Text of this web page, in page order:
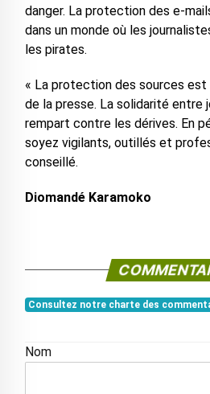
danger. La protection des e-
dans un monde où les
les pirates.
« La protection des sources
de la presse. La solidarité entre
rempart contre les dérives. En
soyez vigilants, outillés et
conseillé.
Diomandé Karamoko
Consultez notre charte des
Nom